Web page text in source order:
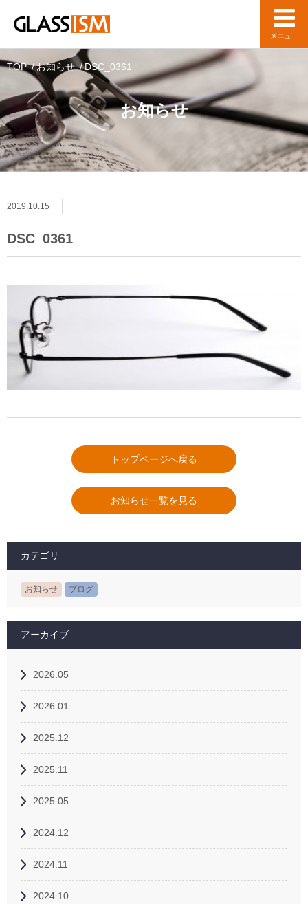
お知らせ
TOP お知らせ DSC_0361
2019.10.15
DSC_0361
トップページへ戻る
お知らせ一覧を見る
カテゴリ
お知らせ ブログ
アーカイブ
2026.05
2026.01
2025.12
2025.11
2025.05
2024.12
2024.11
2024.10